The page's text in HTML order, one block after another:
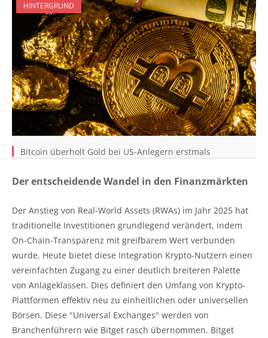
HINTERGRUND
Bitcoin überholt Gold bei US-Anlegern erstmals
Der entscheidende Wandel in den Finanzmärkten
Der Anstieg von Real-World Assets (RWAs) im Jahr 2025 hat
traditionelle Investitionen grundlegend verändert, indem
On-Chain-Transparenz mit greifbarem Wert verbunden
wurde. Heute bietet diese Integration Krypto-Nutzern einen
vereinfachten Zugang zu einer deutlich breiteren Palette
von Anlageklassen. Dies definiert den Umfang von Krypto-
Plattformen effektiv neu zu einheitlichen oder universellen
Börsen. Diese "Universal Exchanges" werden von
Branchenführern wie Bitget rasch übernommen. Bitget